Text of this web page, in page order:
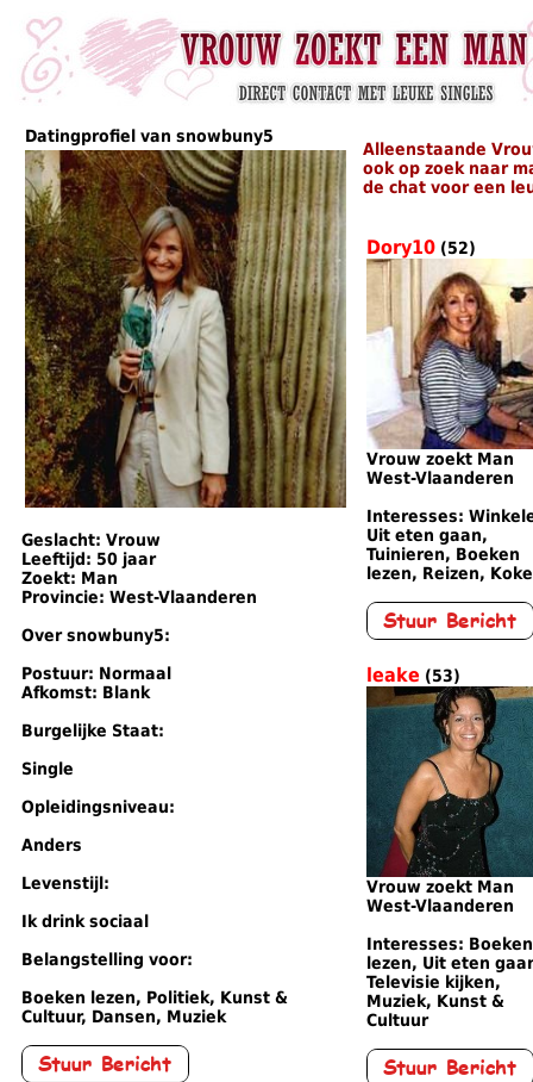
Datingprofiel van snowbuny5
Geslacht: Vrouw
Leeftijd: 50 jaar
Zoekt: Man
Provincie: West-Vlaanderen
Over snowbuny5:
Postuur: Normaal
Afkomst: Blank
Burgelijke Staat:
Single
Opleidingsniveau:
Anders
Levenstijl:
Ik drink sociaal
Belangstelling voor:
Boeken lezen, Politiek, Kunst &
Cultuur, Dansen, Muziek
Alleenstaande
ook op zoek naar
de chat voor een
Dory10 (52)
Vrouw zoekt Man
West-Vlaanderen
Interesses:
Uit eten gaan,
Tuinieren, Boeken
lezen, Reizen,
leake (53)
Vrouw zoekt Man
West-Vlaanderen
Interesses: Boeken
lezen, Uit eten
Televisie kijken,
Muziek, Kunst &
Cultuur